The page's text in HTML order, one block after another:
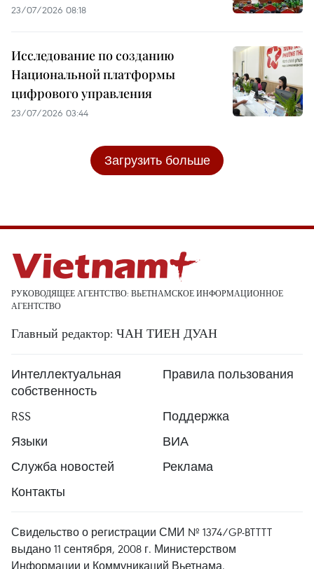
23/07/2026 08:18
Исследование по созданию
Национальной платформы
цифрового управления
23/07/2026 03:44
Загрузить больше
РУКОВОДЯЩЕЕ АГЕНТСТВО: ВЬЕТНАМСКОЕ ИНФОРМАЦИОННОЕ
АГЕНТСТВО
Главный редактор: ЧАН ТИЕН ДУАН
Интеллектуальная
собственность
Правила пользования
RSS
Поддержка
Языки
ВИА
Служба новостей
Реклама
Контакты
Свидельство о регистрации СМИ № 1374/GP-BTTTT
выдано 11 сентября, 2008 г. Министерством
Информации и Коммуникаций Вьетнама.